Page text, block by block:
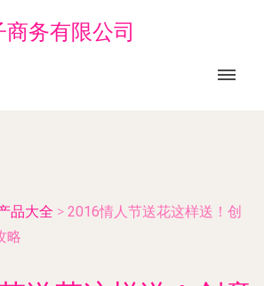
务有限公司
品大全 > 2016情人节送花这样送！创
略